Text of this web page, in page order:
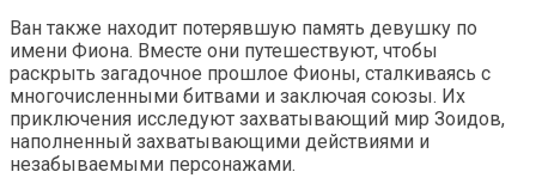
Ван также находит потерявшую память девушку по
имени Фиона. Вместе они путешествуют, чтобы
раскрыть загадочное прошлое Фионы, сталкиваясь с
многочисленными битвами и заключая союзы. Их
приключения исследуют захватывающий мир Зоидов,
наполненный захватывающими действиями и
незабываемыми персонажами.